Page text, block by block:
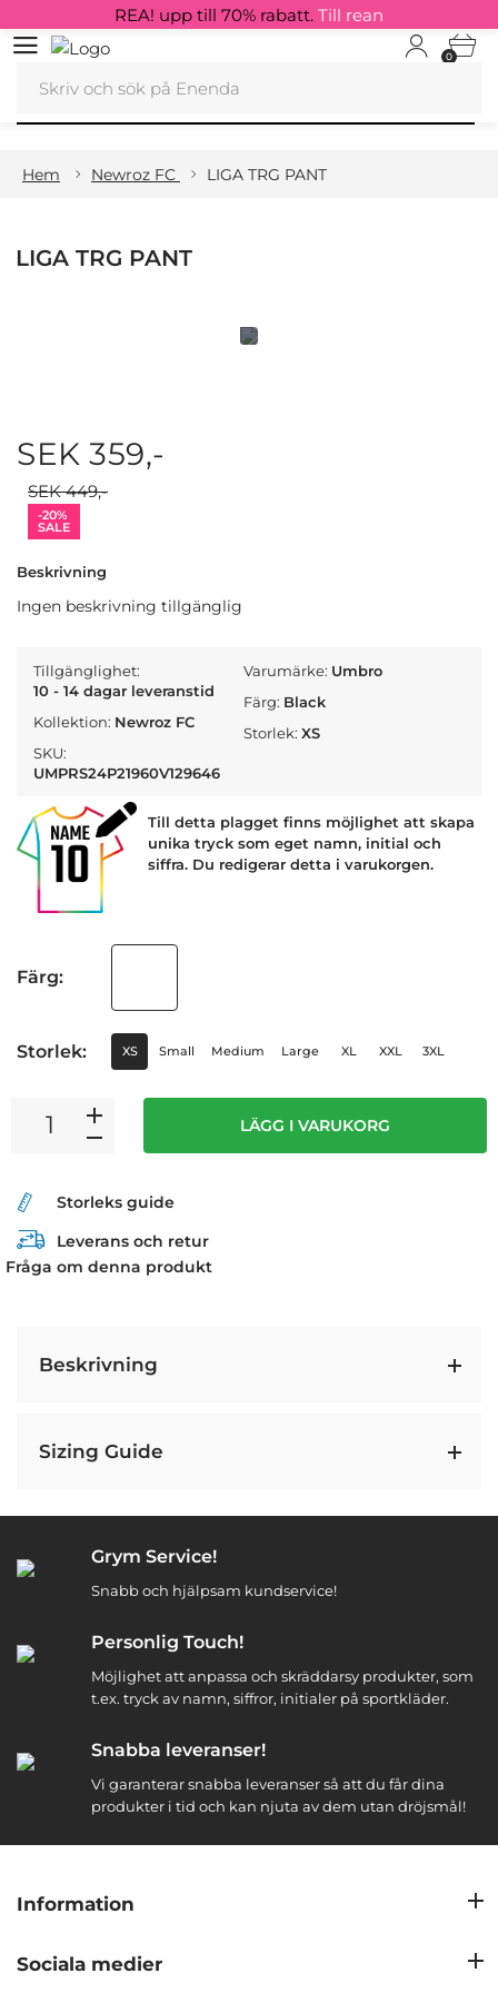
0
REA! upp till 70% rabatt. Till rean
Hem Newroz FC LIGA TRG PANT
LIGA TRG PANT
SEK 359,-
SEK 449,-
-20%
SALE
Beskrivning
Ingen beskrivning tillgänglig
Tillgänglighet:
10 - 14 dagar leveranstid
Kollektion: Newroz FC
SKU:
UMPRS24P21960V129646
Varumärke: Umbro
Färg: Black
Storlek:XS
Till detta plagget finns möjlighet att skapa
unika tryck som eget namn, initial och
siffra. Du redigerar detta i varukorgen.
Färg:
Storlek: XS Small Medium Large XL XXL 3XL
LÄGG I VARUKORG
Storleks guide
Leverans och retur
Fråga om denna produkt
Beskrivning
Sizing Guide
Grym Service!
Snabb och hjälpsam kundservice!
Personlig Touch!
Möjlighet att anpassa och skräddarsy produkter, som
t.ex. tryck av namn, siffror, initialer på sportkläder.
Snabba leveranser!
Vi garanterar snabba leveranser så att du får dina
produkter i tid och kan njuta av dem utan dröjsmål!
Information
Sociala medier